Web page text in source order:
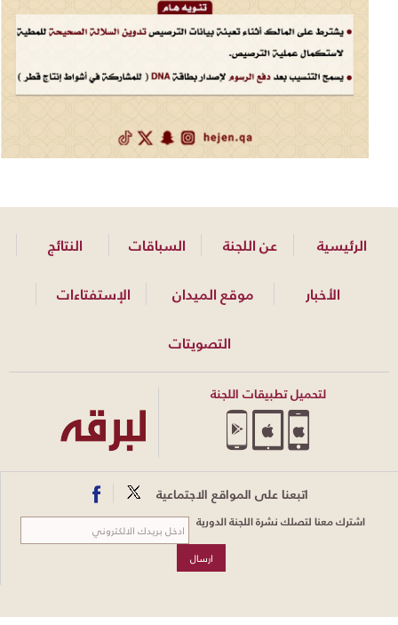
الرئيسية عن اللجنة السباقات
النتائج
الأخبار
موقع الميدان
الإستفتاءات
التصويتات
لتحميل تطبيقات اللجنة
اتبعنا على المواقع الاجتماعية
اشترك معنا لتصلك نشرة اللجنة الدورية